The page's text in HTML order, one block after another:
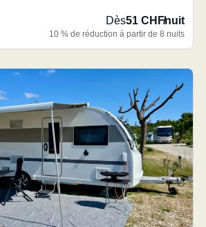
Dès51 CHF/nuit
10 % de réduction à partir de 8 nuits